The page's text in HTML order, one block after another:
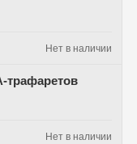
Нет в наличии
трафаретов
Нет в наличии